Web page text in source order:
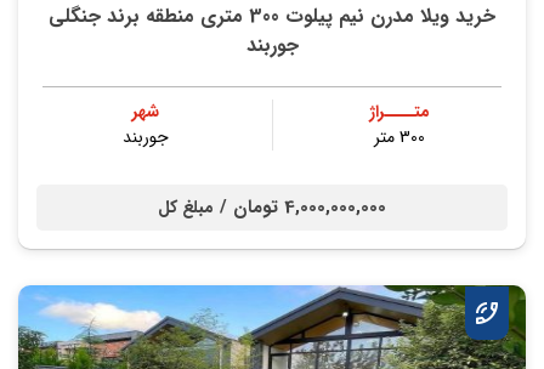
خرید ویلا مدرن نیم پیلوت 300 متری منطقه برند جنگلی
جوربند
متــــراژ
300 متر
شهر
جوربند
4,000,000,000 تومان / مبلغ کل